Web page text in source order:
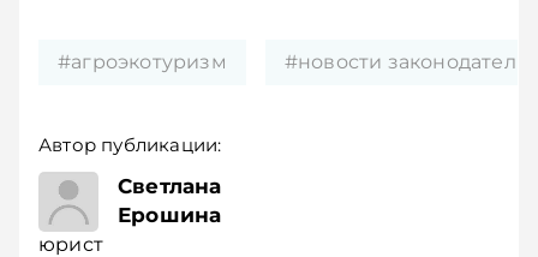
#агроэкотуризм #новости
Автор публикации:
юрист
Светлана
Ерошина
юрист